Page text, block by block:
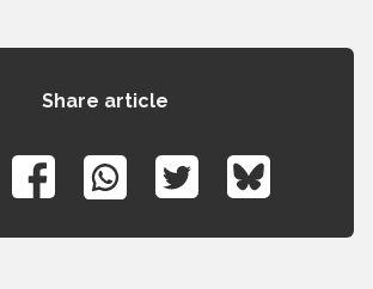
Share article